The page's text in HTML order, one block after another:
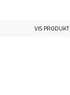
VIS PRODUKT